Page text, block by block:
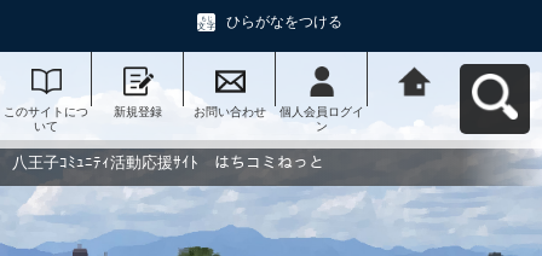
ひらがなをつける
このサイトにつ
いて
新規登録 お問い合わせ
個人会員ログイ
ン
動応援ｻｲﾄ はち
コミねっとへ戻
八王子ｺﾐｭﾆﾃｨ活動応援ｻｲﾄ はちコミねっと